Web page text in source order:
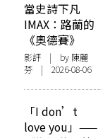
當史詩下凡
IMAX：路蘭的
《奧德賽》
影評 | by 陳麗
芬 | 2026-08-06
「I don’t
love you」——